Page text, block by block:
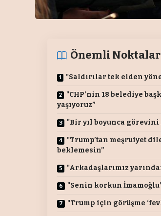
Önemli Noktalar
"Saldırılar tek elden
"CHP’nin 18 belediye
yaşıyoruz”
"Bir yıl boyunca
"Trump’tan meşruiyet
beklemesin”
"Arkadaşlarımız
"Senin korkun
"Trump için görüşme